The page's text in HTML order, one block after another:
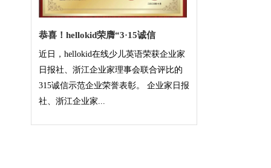
恭喜！hellokid荣膺“3·15诚信
近日，hellokid在线少儿英语荣获企业家
日报社、浙江企业家理事会联合评比的
315诚信示范企业荣誉表彰。 企业家日报
社、浙江企业家...